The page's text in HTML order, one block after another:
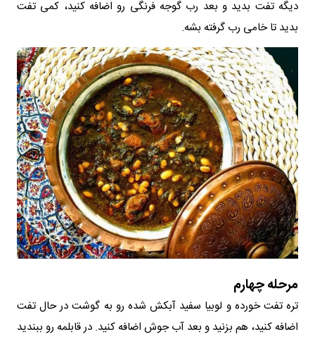
دیگه تفت بدید و بعد رب گوجه فرنگی رو اضافه کنید، کمی تفت
بدید تا خامی رب گرفته بشه.
مرحله چهارم
تره تفت خورده و لوبیا سفید آبکش شده رو به گوشت در حال تفت
اضافه کنید، هم بزنید و بعد آب جوش اضافه کنید. در قابلمه رو ببندید